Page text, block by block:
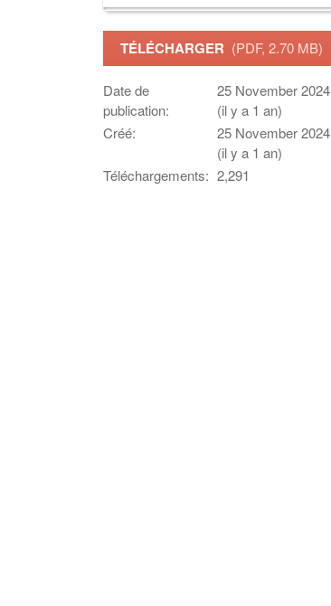
TÉLÉCHARGER (PDF, 2.70 MB)
Date de
publication:
25 November 2024
(il y a 1 an)
Créé:
25 November 2024
(il y a 1 an)
Téléchargements: 2,291